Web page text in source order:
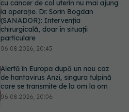
Alertă în Europa după un nou caz
de hantavirus Anzi, singura tulpină
care se transmite de la om la om
06.08.2026, 20:06
putea primi salarii mai mari.
Sindicatele cer schimbarea legii
06.08.2026, 19:26